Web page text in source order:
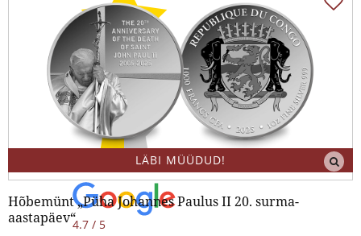
4.7 / 5
LÄBI MÜÜDUD!
Hõbemünt „Püha Johannes Paulus II 20. surma-
aastapäev“